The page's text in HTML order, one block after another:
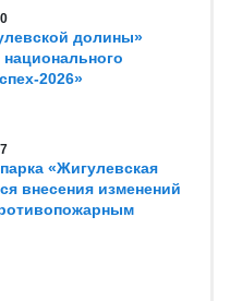
долины»
2026»
«Жигулевская
внесения изменений